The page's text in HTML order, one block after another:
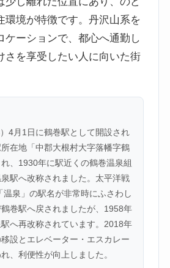
環境が特徴です。丹沢山系を
ケーションで、都心へ通勤し
さを享受したい人に向いた街
4月1日に鶴巻駅として開設され
在地「中郡大根村大字落幡字鶴
、1930年に駅近くの鶴巻温泉組
駅へ改称されました。太平洋戦
泉」の駅名が非常時にふさわし
巻駅へ戻されましたが、1958年
へ再改称されています。2018年
設とエレベーター・エスカレー
、利便性が向上しました。